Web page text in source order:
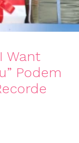
Want
Podem